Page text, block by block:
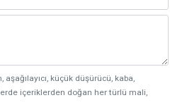
küçük düşürücü, kaba,
içeriklerden doğan her türlü mali,